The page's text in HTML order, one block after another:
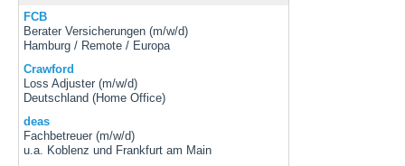
FCB
Berater Versicherungen (m/w/d)
Hamburg / Remote / Europa
Crawford
Loss Adjuster (m/w/d)
Deutschland (Home Office)
deas
Fachbetreuer (m/w/d)
u.a. Koblenz und Frankfurt am Main